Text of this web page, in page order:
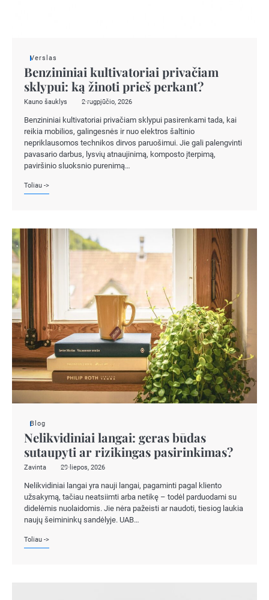
Verslas
Benzininiai kultivatoriai privačiam
sklypui: ką žinoti prieš perkant?
Kauno šauklys 2 rugpjūčio, 2026
Benzininiai kultivatoriai privačiam sklypui pasirenkami tada, kai
reikia mobilios, galingesnės ir nuo elektros šaltinio
nepriklausomos technikos dirvos paruošimui. Jie gali palengvinti
pavasario darbus, lysvių atnaujinimą, komposto įterpimą,
paviršinio sluoksnio purenimą…
Toliau ->
Blog
Nelikvidiniai langai: geras būdas
sutaupyti ar rizikingas pasirinkimas?
Zavinta 29 liepos, 2026
Nelikvidiniai langai yra nauji langai, pagaminti pagal kliento
užsakymą, tačiau neatsiimti arba netikę – todėl parduodami su
didelėmis nuolaidomis. Jie nėra pažeisti ar naudoti, tiesiog laukia
naujų šeimininkų sandėlyje. UAB…
Toliau ->